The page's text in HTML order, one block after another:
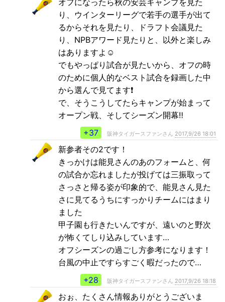
り、ウインターリーグで若手の選手が出て
るからそれを見たり、ドラフト会議見た
り、NPBアワード見たりと、以外と楽しみ
はありますよ☺
でもやっぱり試合が見たいから、オフの時
のために個人的なベスト試合を録画した中
から選んで見てます❗
で、そうこうしてたらキャンプが始まって
オープン戦、そしてシーズン開幕‼
+37
阪神タイガースファンさん 2017,9/26 18:01
新参者その2です！
きっかけは能見さんのあのフォームと、何
の試合か忘れましたが投げては三振取って
さっさと帰る姿が印象的で、能見さん見た
さに見てるうちにすっかりチームにはまり
ました
甲子園も行きたいんですが、遠いのと野次
が怖くてしり込みしています…
オフシーズンの過ごし方参考になります！
台風の中止ですらすごく暇だったので…
+28
阪神タイガースファンさん 2017,9/26 18:18
おぉ、たくさん情報ありがとうございま